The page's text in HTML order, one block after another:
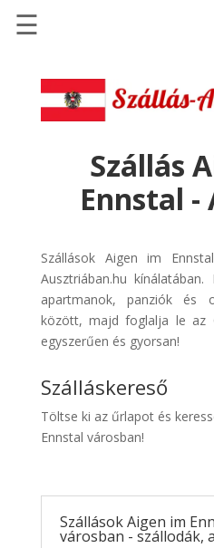
Szállások
Szállásinfo.eu
Repülőjegy
pénzvisszatérítéssel
Discover
Cars
Transzfer
Kiwi
Taxi
☰
Szállás
Ennstal -
Szállások Aigen im
Ausztriában.hu
apartmanok, panziók és
között, majd foglalja le az
egyszerűen és gyorsan!
Szálláskereső
Töltse ki az űrlapot és
Ennstal városban!
Szállások Aigen im
városban - szállodák,